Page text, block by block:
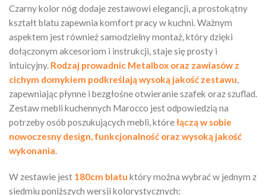
Czarny kolor nóg dodaje zestawowi elegancji, a prostokątny
kształt blatu zapewnia komfort pracy w kuchni. Ważnym
aspektem jest również samodzielny montaż, który dzięki
dołączonym akcesoriom i instrukcji, staje się prosty i
intuicyjny. Rodzaj prowadnic Metalbox oraz zawiasów z
cichym domykiem podkreślają wysoką jakość zestawu,
zapewniając płynne i bezgłośne otwieranie szafek oraz szuflad.
Zestaw mebli kuchennych Marocco jest odpowiedzią na
potrzeby osób poszukujących mebli, którełączą w sobie
nowoczesny design, funkcjonalność oraz wysoką jakość
wykonania.
W zestawie jest 180cm blatu który można wybrać w jednym z
siedmiu poniższych wersji kolorystycznych: